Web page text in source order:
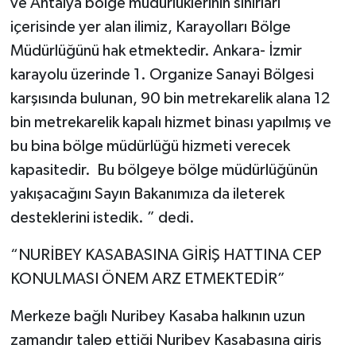
içerisinde yer alan ilimiz, Karayolları Bölge
Müdürlüğünü hak etmektedir. Ankara- İzmir
karayolu üzerinde 1. Organize Sanayi Bölgesi
karşısında bulunan, 90 bin metrekarelik alana 12
bin metrekarelik kapalı hizmet binası yapılmış ve
bu bina bölge müdürlüğü hizmeti verecek
kapasitedir. Bu bölgeye bölge müdürlüğünün
yakışacağını Sayın Bakanımıza da ileterek
desteklerini istedik. ” dedi.
“NURİBEY KASABASINA GİRİŞ HATTINA CEP
KONULMASI ÖNEM ARZ ETMEKTEDİR”
Merkeze bağlı Nuribey Kasaba halkının uzun
zamandır talep ettiği Nuribey Kasabasına giriş